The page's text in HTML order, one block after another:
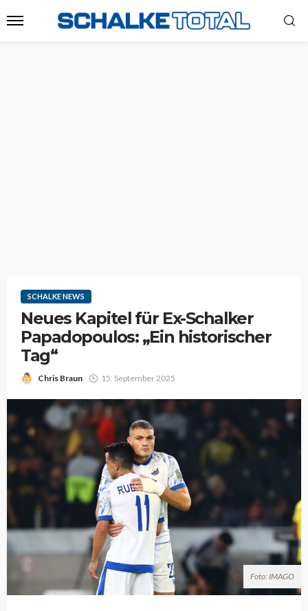
SCHALKE NEWS
Neues Kapitel für Ex-Schalker
Papadopoulos: „Ein historischer
Tag“
Chris Braun 15. September 2025
Foto: IMAGO